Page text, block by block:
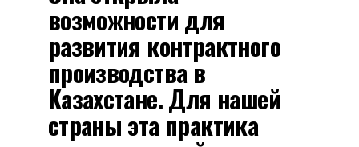
возможности для
развития контрактного
производства в
Казахстане. Для нашей
страны эта практика